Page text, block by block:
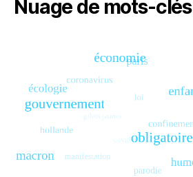
Nuage de mots-clés